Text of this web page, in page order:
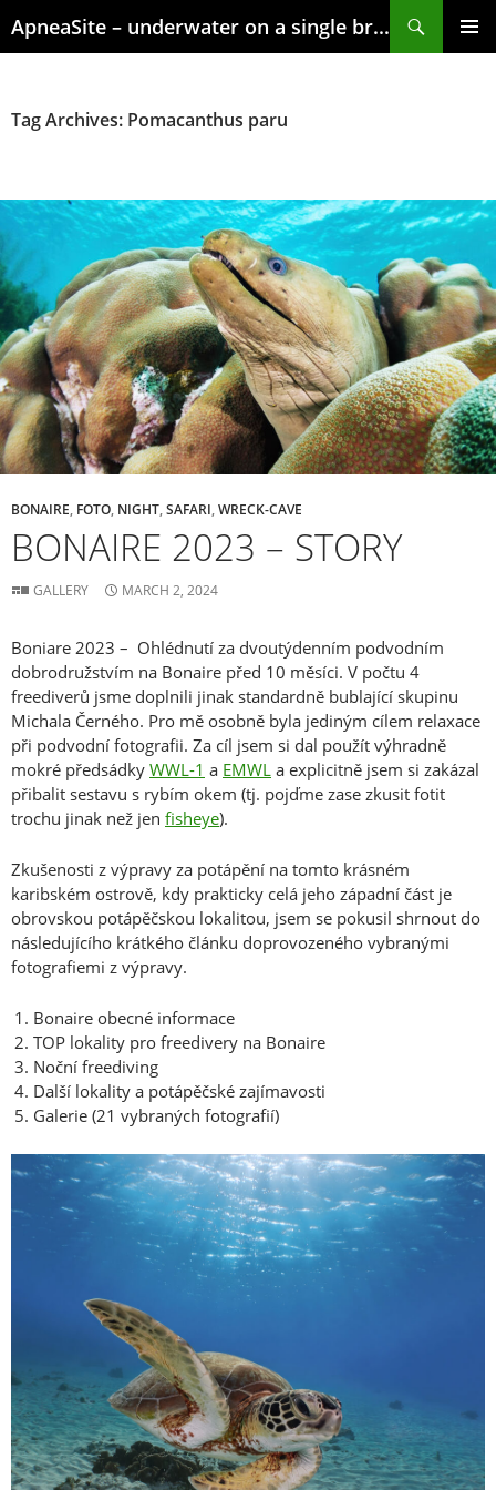
to
ApneaSite – underwater on a single breath
Tag Archives: Pomacanthus paru
BONAIRE FOTO NIGHT SAFARI WRECK-CAVE
BONAIRE 2023 – STORY
GALLERY MARCH 2, 2024
Boniare 2023 – Ohlédnutí za dvoutýdenním podvodním
dobrodružstvím na Bonaire před 10 měsíci. V počtu 4
freediverů jsme doplnili jinak standardně bublající skupinu
Michala Černého. Pro mě osobně byla jediným cílem relaxace
při podvodní fotografii. Za cíl jsem si dal použít výhradně
mokré předsádky WWL-1 a EMWL a explicitně jsem si zakázal
přibalit sestavu s rybím okem (tj. pojďme zase zkusit fotit
trochu jinak než jen fisheye).
Zkušenosti z výpravy za potápění na tomto krásném
karibském ostrově, kdy prakticky celá jeho západní část je
obrovskou potápěčskou lokalitou, jsem se pokusil shrnout do
následujícího krátkého článku doprovozeného vybranými
fotografiemi z výpravy.
Bonaire obecné informace
TOP lokality pro freedivery na Bonaire
Noční freediving
Další lokality a potápěčské zajímavosti
Galerie (21 vybraných fotografií)